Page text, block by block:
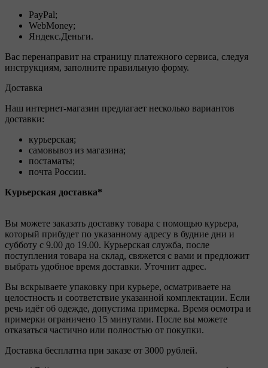
PayPal;
WebMoney;
Яндекс.Деньги.
Вас перенаправит на страницу платежного сервиса, следуя
инструкциям, заполните правильную форму.
Доставка
Наш интернет-магазин предлагает несколько вариантов
доставки:
курьерская;
самовывоз из магазина;
постаматы;
почта России.
Курьерская доставка*
Вы можете заказать доставку товара с помощью курьера,
который прибудет по указанному адресу в будние дни и
субботу с 9.00 до 19.00. Курьерская служба, после
поступления товара на склад, свяжется с вами и предложит
выбрать удобное время доставки. Уточнит адрес.
Вы вскрываете упаковку при курьере, осматриваете на
целостность и соответствие указанной комплектации. Если
речь идёт об одежде, допустима примерка. Время осмотра и
примерки ограничено 15 минутами. После вы можете
отказаться частично или полностью от покупки.
Доставка бесплатна при заказе от 3000 рублей.